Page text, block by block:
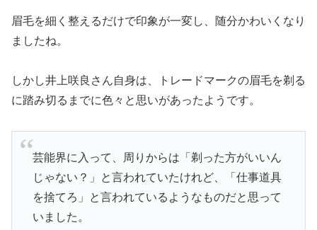
眉毛を細く整えるだけで印象が一変し、随分かわいくなり
ましたね。
しかし井上咲良さん自身は、トレードマークの眉毛を剃る
に踏み切るまでに色々と思いがあったようです。
芸能界に入って、周りからは「剃った方がいいん
じゃない？」と言われていたけれど、「仕事道具
を捨てろ」と言われているようなものだと思って
いました。